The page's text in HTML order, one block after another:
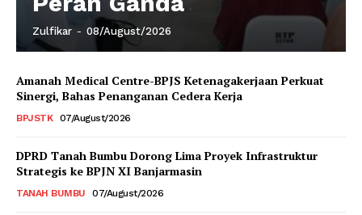
Zulfikar - 08/August/2026
Amanah Medical Centre-BPJS Ketenagakerjaan Perkuat
Sinergi, Bahas Penanganan Cedera Kerja
BPJSTK 07/August/2026
DPRD Tanah Bumbu Dorong Lima Proyek Infrastruktur
Strategis ke BPJN XI Banjarmasin
TANAH BUMBU 07/August/2026